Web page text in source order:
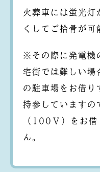
火葬車には蛍光灯
くしてご拾骨が可
※その際に発電機
宅街では難しい場
の駐車場をお借り
持参していますの
（100Ｖ）をお
ん。